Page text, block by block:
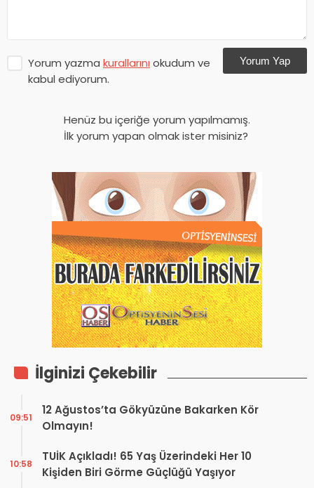
Yorum yazma kurallarını okudum ve
kabul ediyorum.
Yorum Yap
Henüz bu içeriğe yorum yapılmamış.
İlk yorum yapan olmak ister misiniz?
İlginizi Çekebilir
12 Ağustos’ta Gökyüzüne Bakarken Kör
Olmayın!
09:51
TUİK Açıkladı! 65 Yaş Üzerindeki Her 10
Kişiden Biri Görme Güçlüğü Yaşıyor
10:58